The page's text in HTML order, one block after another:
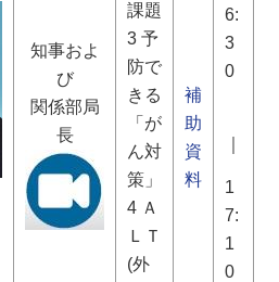
知事およ
び
関係部局
長
課題
3 予
防で
きる
「が
ん対
策」
4 Ａ
ＬＴ
(外
補
助
資
料
6:
3
0
1
7:
1
0